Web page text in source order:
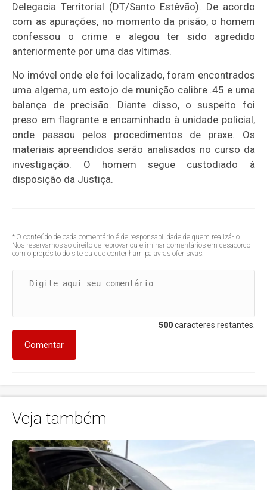
Delegacia Territorial (DT/Santo Estêvão). De acordo
com as apurações, no momento da prisão, o homem
confessou o crime e alegou ter sido agredido
anteriormente por uma das vítimas.
No imóvel onde ele foi localizado, foram encontrados
uma algema, um estojo de munição calibre .45 e uma
balança de precisão. Diante disso, o suspeito foi
preso em flagrante e encaminhado à unidade policial,
onde passou pelos procedimentos de praxe. Os
materiais apreendidos serão analisados no curso da
investigação. O homem segue custodiado à
disposição da Justiça.
* O conteúdo de cada comentário é de responsabilidade de quem realizá-lo.
Nos reservamos ao direito de reprovar ou eliminar comentários em desacordo
com o propósito do site ou que contenham palavras ofensivas.
500caracteres restantes.
Comentar
Veja também